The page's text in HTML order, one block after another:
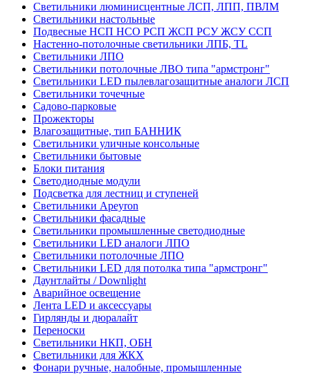
Светильники люминисцентные ЛСП, ЛПП, ПВЛМ
Светильники настольные
Подвесные НСП НСО РСП ЖСП РСУ ЖСУ ССП
Настенно-потолочные светильники ЛПБ, TL
Светильники ЛПО
Светильники потолочные ЛВО типа "армстронг"
Светильники LED пылевлагозащитные аналоги ЛСП
Светильники точечные
Садово-парковые
Прожекторы
Влагозащитные, тип БАННИК
Светильники уличные консольные
Светильники бытовые
Блоки питания
Светодиодные модули
Подсветка для лестниц и ступеней
Светильники Apeyron
Светильники фасадные
Светильники промышленные светодиодные
Светильники LED аналоги ЛПО
Светильники потолочные ЛПО
Светильники LED для потолка типа "армстронг"
Даунтлайты / Downlight
Аварийное освещение
Лента LED и аксессуары
Гирлянды и дюралайт
Переноски
Светильники НКП, ОБН
Светильники для ЖКХ
Фонари ручные, налобные, промышленные